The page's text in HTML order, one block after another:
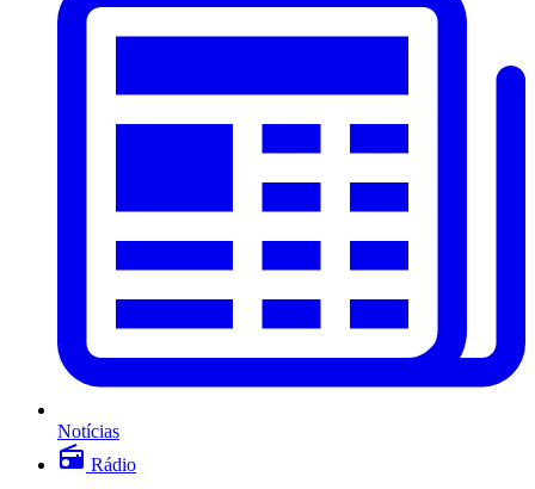
Notícias
Rádio